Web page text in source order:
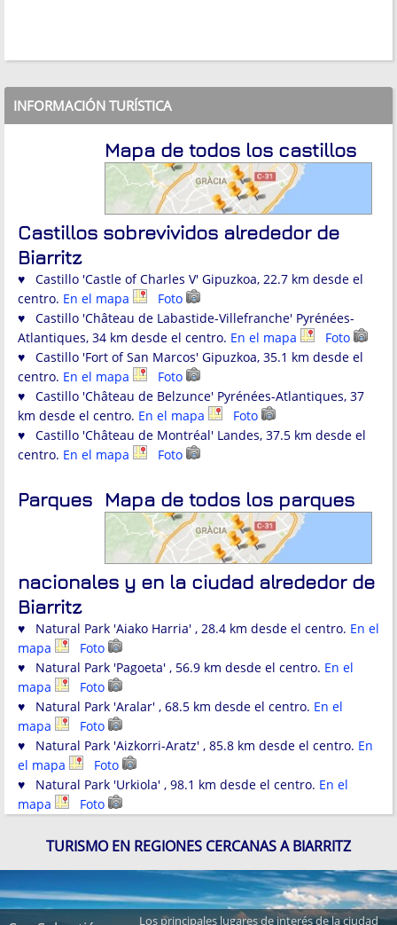
INFORMACIÓN TURÍSTICA
Mapa de todos los castillos
Castillos sobrevividos alrededor de
Biarritz
♥ Castillo 'Castle of Charles V' Gipuzkoa, 22.7 km desde el
centro. En el mapa
Foto
♥ Castillo 'Château de Labastide-Villefranche' Pyrénées-
Atlantiques, 34 km desde el centro. En el mapa
Foto
♥ Castillo 'Fort of San Marcos' Gipuzkoa, 35.1 km desde el
centro. En el mapa
Foto
♥ Castillo 'Château de Belzunce' Pyrénées-Atlantiques, 37
km desde el centro. En el mapa
Foto
♥ Castillo 'Château de Montréal' Landes, 37.5 km desde el
centro. En el mapa Foto
Mapa de todos los parques
Parques
nacionales y en la ciudad alrededor de
Biarritz
♥ Natural Park 'Aiako Harria' , 28.4 km desde el centro. En el
mapa
Foto
♥ Natural Park 'Pagoeta' , 56.9 km desde el centro. En el
mapa
Foto
♥ Natural Park 'Aralar' , 68.5 km desde el centro. En el
mapa
Foto
♥ Natural Park 'Aizkorri-Aratz' , 85.8 km desde el centro. En
el mapa
Foto
♥ Natural Park 'Urkiola' , 98.1 km desde el centro. En el
mapa
Foto
TURISMO EN REGIONES CERCANAS A BIARRITZ
Los principales lugares de interés de la ciudad